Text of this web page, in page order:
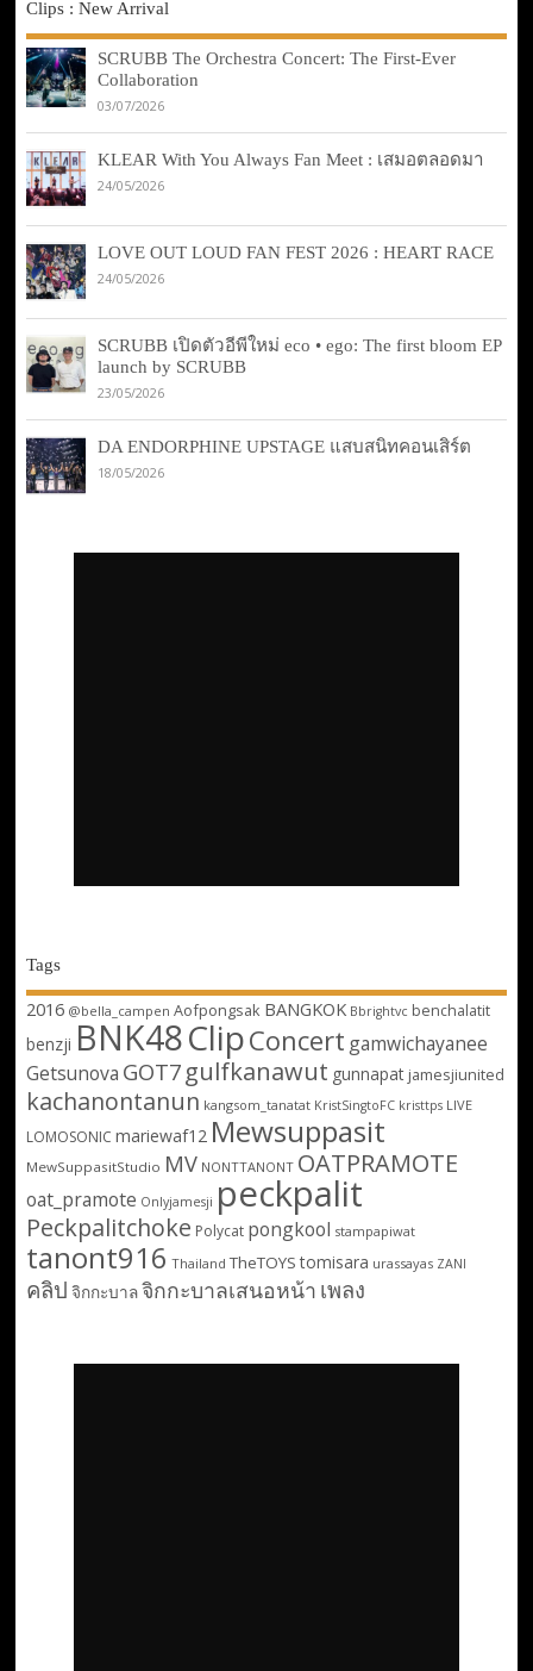
Clips : New Arrival
SCRUBB The Orchestra Concert: The First-Ever
Collaboration
03/07/2026
KLEAR With You Always Fan Meet : เสมอตลอดมา
24/05/2026
LOVE OUT LOUD FAN FEST 2026 : HEART RACE
24/05/2026
SCRUBB เปิดตัวอีพีใหม่ eco • ego: The first bloom EP
launch by SCRUBB
23/05/2026
DA ENDORPHINE UPSTAGE แสบสนิทคอนเสิร์ต
18/05/2026
Tags
2016 @bella_campen Aofpongsak BANGKOK Bbrightvc benchalatit
benzji BNK48ClipConcert gamwichayanee
Getsunova GOT7 gulfkanawut gunnapat jamesjiunited
kachanontanun kangsom_tanatat KristSingtoFC kristtps LIVE
LOMOSONIC mariewaf12 Mewsuppasit
MewSuppasitStudio MV NONTTANONT OATPRAMOTE
oat_pramote Onlyjamesji peckpalit
Peckpalitchoke Polycat pongkool stampapiwat
tanont916 Thailand TheTOYS tomisara urassayas ZANI
คลิป จิกกะบาลจิกกะบาลเสนอหน้า เพลง